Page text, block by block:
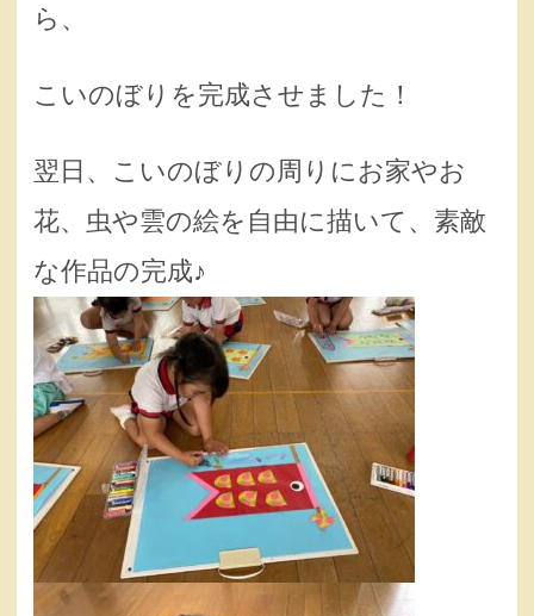
ら、
こいのぼりを完成させました！
翌日、こいのぼりの周りにお家やお
花、虫や雲の絵を自由に描いて、素敵
な作品の完成♪